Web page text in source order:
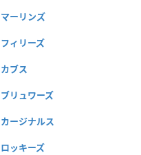
マーリンズ
フィリーズ
カブス
ブリュワーズ
カージナルス
ロッキーズ